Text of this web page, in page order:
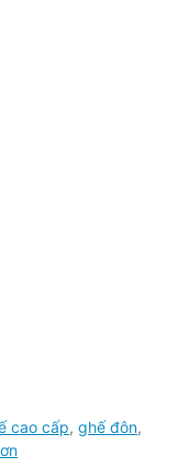
cao cấp, ghế đôn,